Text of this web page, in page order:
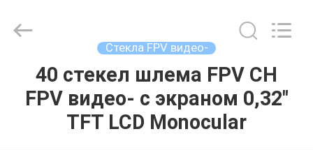
ДОМ
ПРОДУКТЫ
Technology
Стекла FPV видео-
40 стекел шлема FPV CH
FPV видео- с экраном 0,32"
TFT LCD Monocular